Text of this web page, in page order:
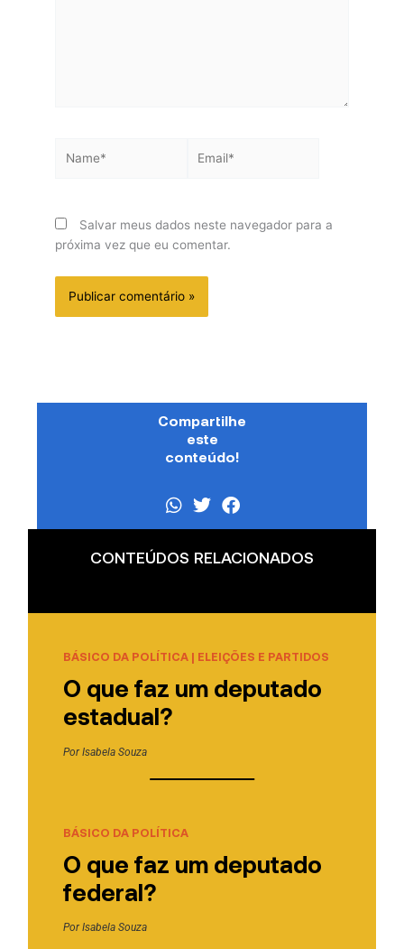
Salvar meus dados neste navegador para a
próxima vez que eu comentar.
Compartilhe
este
conteúdo!
CONTEÚDOS RELACIONADOS
BÁSICO DA POLÍTICA| ELEIÇÕES E PARTIDOS
O que faz um deputado
estadual?
PorIsabela Souza
BÁSICO DA POLÍTICA
O que faz um deputado
federal?
PorIsabela Souza